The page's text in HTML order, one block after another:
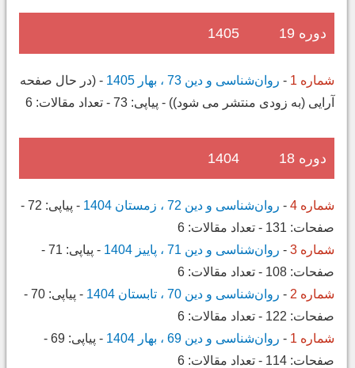
دوره 19 1405
شماره 1 - روان‌شناسی و دین 73 ، بهار 1405 - (در حال صفحه
آرایی (به زودی منتشر می شود)) - پیاپی: 73
- تعداد مقالات: 6
دوره 18 1404
شماره 4 - روان‌شناسی و دین 72 ، زمستان 1404 - پیاپی: 72
-
صفحات: 131
- تعداد مقالات: 6
شماره 3
- روان‌شناسی و دین 71 ، پاییز 1404 - پیاپی: 71
-
صفحات: 108
- تعداد مقالات: 6
شماره 2
- روان‌شناسی و دین 70 ، تابستان 1404 - پیاپی: 70
-
صفحات: 122
- تعداد مقالات: 6
شماره 1
- روان‌شناسی و دین 69 ، بهار 1404 - پیاپی: 69
-
صفحات: 114
- تعداد مقالات: 6